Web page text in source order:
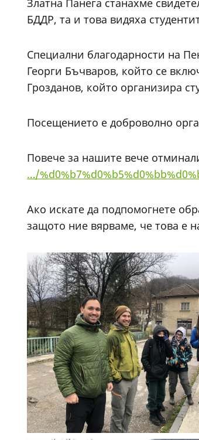
Златна Панега станахме
БДДР, та и това видяха
Специални благодарности на
Георги Бъчваров, който се
Грозданов, който организира
Посещението е доброволно
Повече за нашите вече
…/
Ако искате да подпомогнете
защото ние вярваме, че това е